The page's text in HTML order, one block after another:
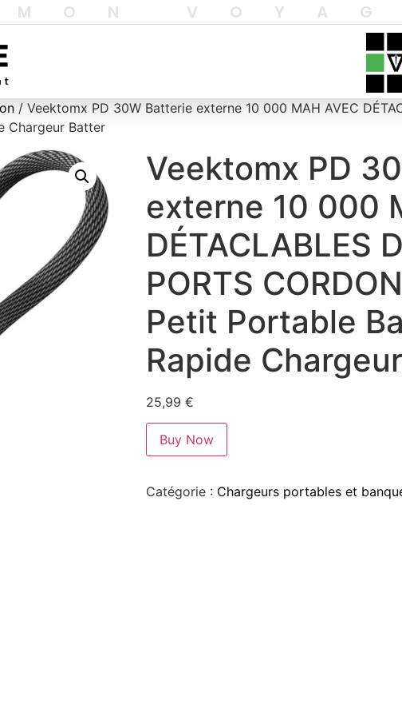
/ Veektomx PD 30W Batterie externe 10 000 MAH AVEC
Chargeur Batter
Veektomx PD
externe 10 000
DÉTACLABLES
PORTS
Petit Portable
Rapide
25,99 €
Buy Now
Catégorie : Chargeurs portables et